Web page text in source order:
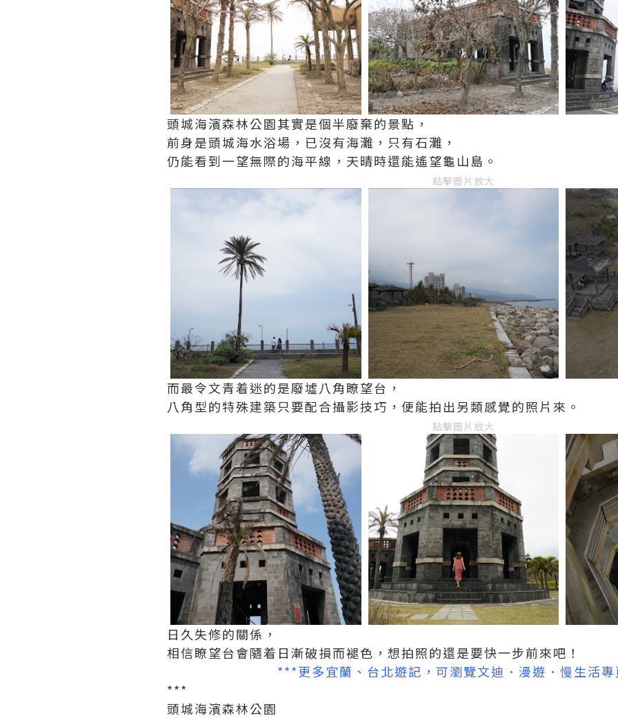
頭城海濱森林公園其實是個半廢棄的景點，
前身是頭城海水浴場，已沒有海灘，只有石灘，
仍能看到一望無際的海平線，天晴時還能遙望龜山島。
點擊圖片放大
而最令文青着迷的是廢墟八角瞭望台，
八角型的特殊建築只要配合攝影技巧，便能拍出另類感覺的照片來。
點擊圖片放大
日久失修的關係，
相信瞭望台會隨着日漸破損而褪色，想拍照的還是要快一步前來吧！
***更多宜蘭、台北遊記，可瀏覽文迪．漫遊．慢生活
***
頭城海濱森林公園